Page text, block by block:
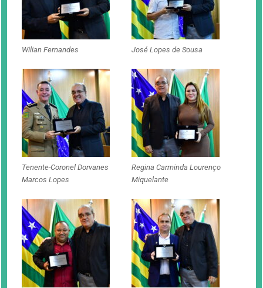
Wilian Fernandes José Lopes de Sousa
Tenente-Coronel Dorvanes
Marcos Lopes
Regina Carminda Lourenço
Miquelante